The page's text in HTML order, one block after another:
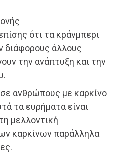
ότι τα κράνμπερι
διάφορους άλλους
την ανάπτυξη και την
ανθρώπους με καρκίνο
τα ευρήματα είναι
μελλοντική
καρκίνων παράλληλα